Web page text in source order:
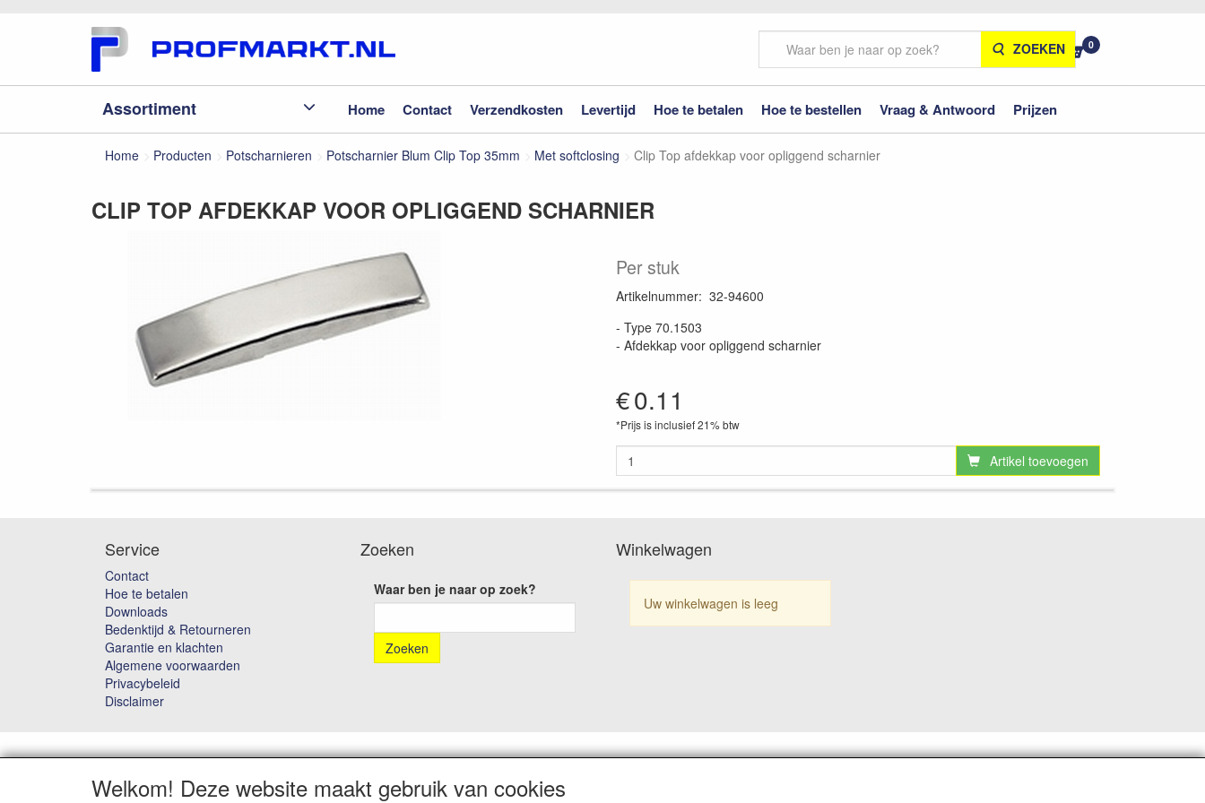
ZOEKEN 0
Assortiment Home Contact Verzendkosten Levertijd Hoe te betalen Hoe te bestellen Vraag & Antwoord Prijzen
Home Producten Potscharnieren Potscharnier Blum Clip Top 35mm Met softclosing Clip Top afdekkap voor opliggend scharnier
CLIP TOP AFDEKKAP VOOR OPLIGGEND SCHARNIER
Per stuk
Artikelnummer: 32-94600
- Type 70.1503
- Afdekkap voor opliggend scharnier
€0.11
*Prijs is inclusief 21% btw
Artikel toevoegen
Service
Contact
Hoe te betalen
Downloads
Bedenktijd & Retourneren
Garantie en klachten
Algemene voorwaarden
Privacybeleid
Disclaimer
Zoeken
Waar ben je naar op zoek?
Winkelwagen
Uw winkelwagen is leeg
Welkom! Deze website maakt gebruik van cookies